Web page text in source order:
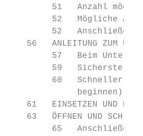
51   Anzahl
52   Mögliche
52   Anschließen
56   ANLEITUNG ZUM
57   Beim
59
60   Schneller
beginnen)
61   EINSETZEN UND
63   ÖFFNEN UND
65   Anschließen